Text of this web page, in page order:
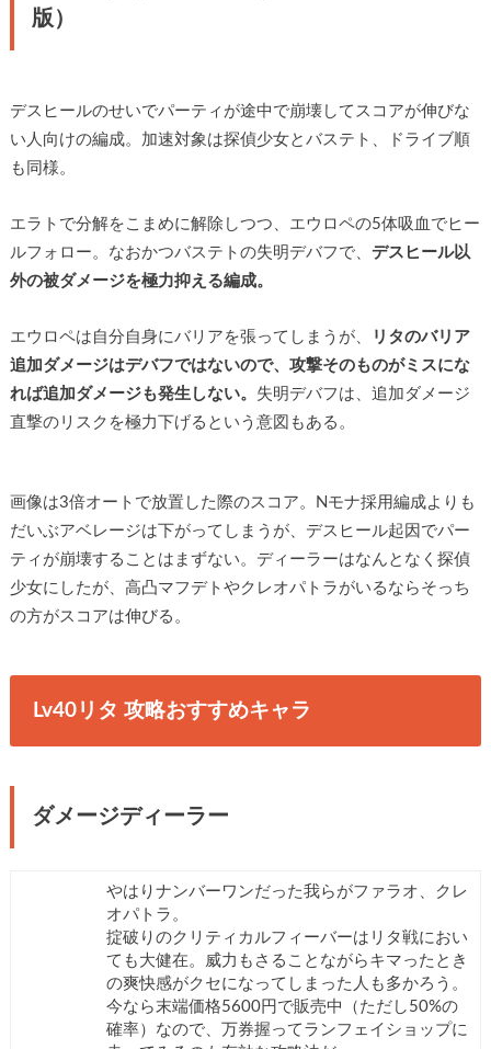
版）
デスヒールのせいでパーティが途中で崩壊してスコアが伸びな
い人向けの編成。加速対象は探偵少女とバステト、ドライブ順
も同様。
エラトで分解をこまめに解除しつつ、エウロペの5体吸血でヒー
ルフォロー。なおかつバステトの失明デバフで、 デスヒール以
外の被ダメージを極力抑える編成。
エウロペは自分自身にバリアを張ってしまうが、
リタのバリア
追加ダメージはデバフではないので、攻撃そのものがミスにな
れば追加ダメージも発生しない。 失明デバフは、追加ダメージ
直撃のリスクを極力下げるという意図もある。
画像は3倍オートで放置した際のスコア。Nモナ採用編成よりも
だいぶアベレージは下がってしまうが、デスヒール起因でパー
ティが崩壊することはまずない。ディーラーはなんとなく探偵
少女にしたが、高凸マフデトやクレオパトラがいるならそっち
の方がスコアは伸びる。
Lv40リタ 攻略おすすめキャラ
ダメージディーラー
やはりナンバーワンだった我らがファラオ、クレ
オパトラ。
掟破りのクリティカルフィーバーはリタ戦におい
ても大健在。威力もさることながらキマったとき
の爽快感がクセになってしまった人も多かろう。
今なら末端価格5600円で販売中（ただし50%の
確率）なので、万券握ってランフェイショップに